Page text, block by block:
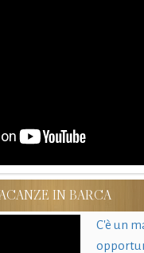
IN BARCA
C'è un